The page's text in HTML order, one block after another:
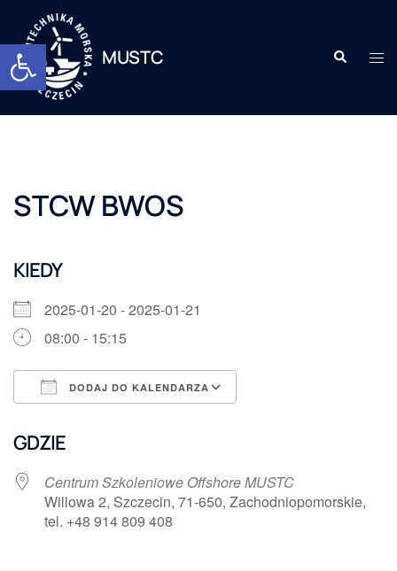
Otwórz pasek narzędzi
MUSTC
STCW BWOS
KIEDY
2025-01-20 - 2025-01-21
08:00 - 15:15
DODAJ DO KALENDARZA
GDZIE
Centrum Szkoleniowe Offshore MUSTC
Willowa 2, Szczecin, 71-650, Zachodniopomorskie,
tel. +48 914 809 408